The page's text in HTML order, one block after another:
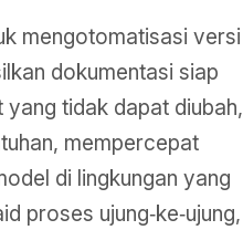
mengotomatisasi versi
dokumentasi siap
tidak dapat diubah,
mempercepat
di lingkungan yang
proses ujung‑ke‑ujung,